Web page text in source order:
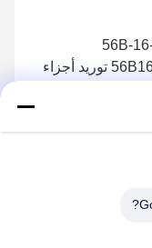
56B-16-11190
56B1611190 توريد أجزاء